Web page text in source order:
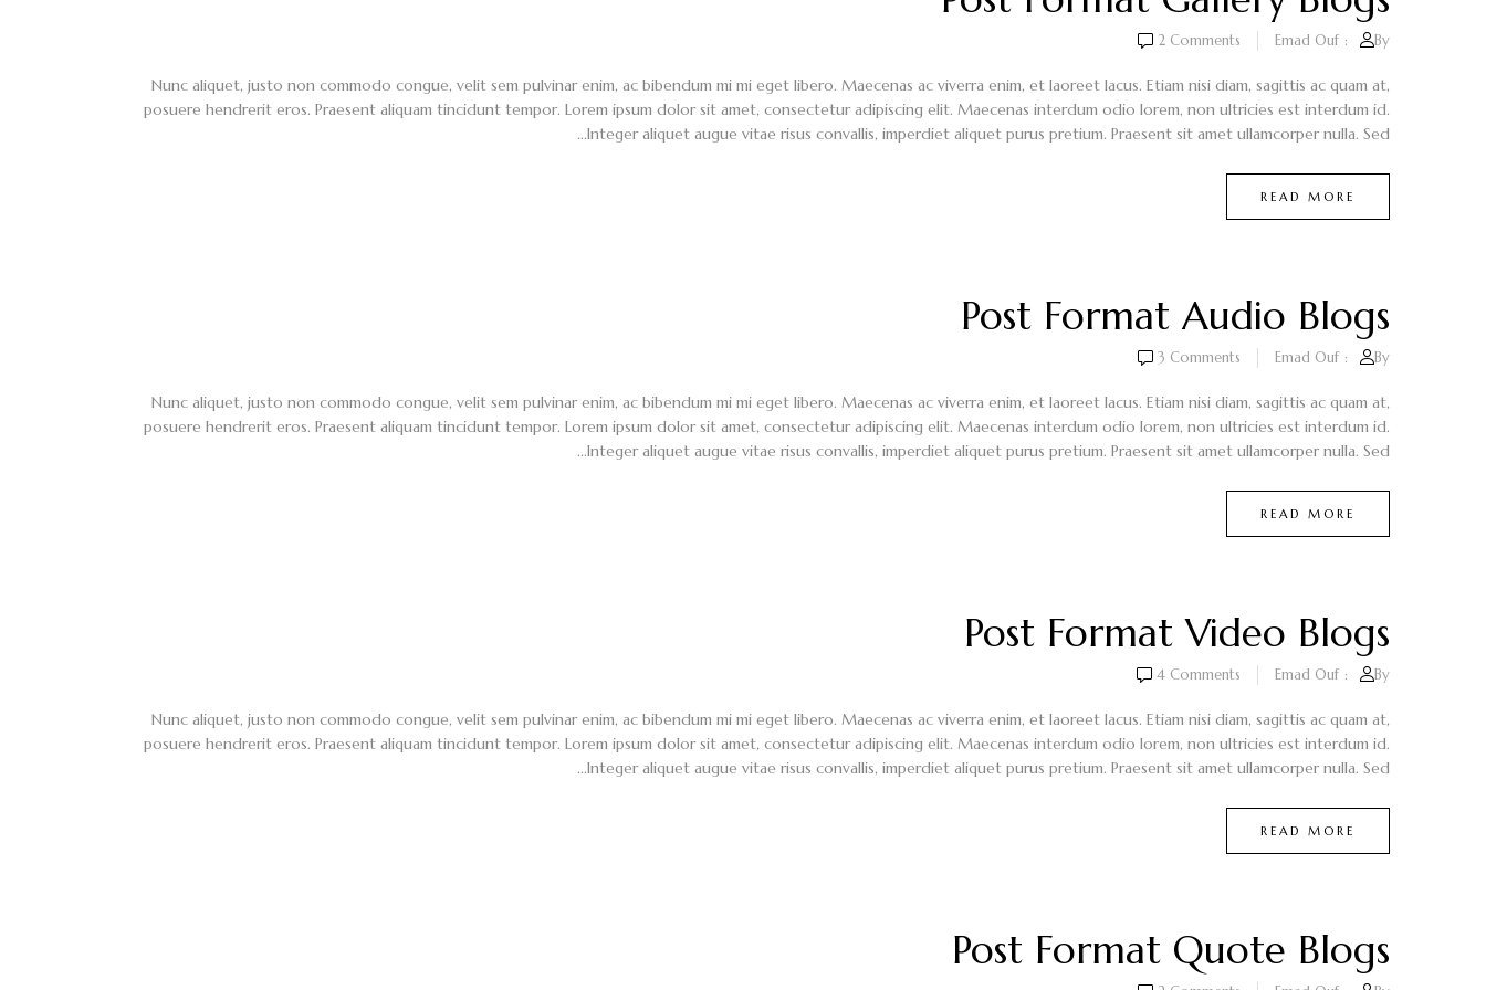
By:
Emad Ouf
2 Comments
Nunc aliquet, justo non commodo congue, velit sem pulvinar enim, ac bibendum mi mi eget libero. Maecenas ac viverra enim, et laoreet lacus. Etiam nisi diam, sagittis ac quam at,
posuere hendrerit eros. Praesent aliquam tincidunt tempor. Lorem ipsum dolor sit amet, consectetur adipiscing elit. Maecenas interdum odio lorem, non ultricies est interdum id.
Integer aliquet augue vitae risus convallis, imperdiet aliquet purus pretium. Praesent sit amet ullamcorper nulla. Sed...
READ MORE
Post Format Audio Blogs
By:
Emad Ouf
3 Comments
Nunc aliquet, justo non commodo congue, velit sem pulvinar enim, ac bibendum mi mi eget libero. Maecenas ac viverra enim, et laoreet lacus. Etiam nisi diam, sagittis ac quam at,
posuere hendrerit eros. Praesent aliquam tincidunt tempor. Lorem ipsum dolor sit amet, consectetur adipiscing elit. Maecenas interdum odio lorem, non ultricies est interdum id.
Integer aliquet augue vitae risus convallis, imperdiet aliquet purus pretium. Praesent sit amet ullamcorper nulla. Sed...
READ MORE
Post Format Video Blogs
By:
Emad Ouf
4 Comments
Nunc aliquet, justo non commodo congue, velit sem pulvinar enim, ac bibendum mi mi eget libero. Maecenas ac viverra enim, et laoreet lacus. Etiam nisi diam, sagittis ac quam at,
posuere hendrerit eros. Praesent aliquam tincidunt tempor. Lorem ipsum dolor sit amet, consectetur adipiscing elit. Maecenas interdum odio lorem, non ultricies est interdum id.
Integer aliquet augue vitae risus convallis, imperdiet aliquet purus pretium. Praesent sit amet ullamcorper nulla. Sed...
READ MORE
Post Format Quote Blogs